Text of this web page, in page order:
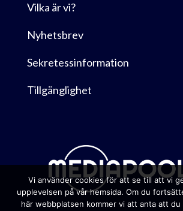
Vilka är vi?
Nyhetsbrev
Sekretessinformation
Tillgänglighet
Vi använder cookies för att se till att vi
upplevelsen på vår hemsida. Om du
här webbplatsen kommer vi att anta att